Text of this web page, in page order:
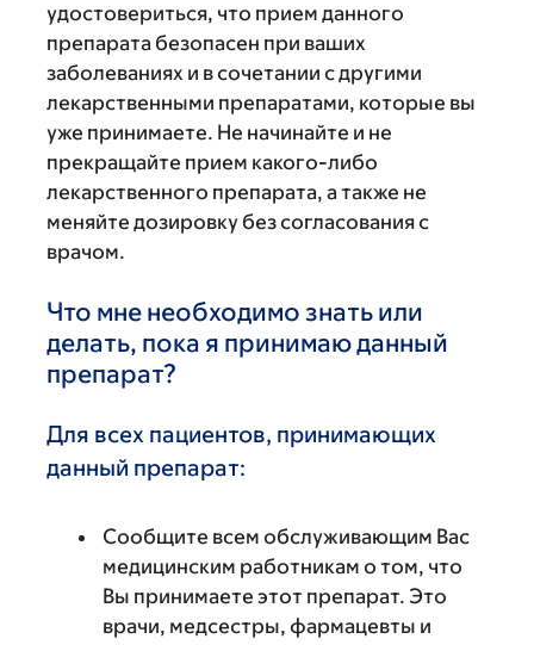
удостовериться, что прием данного
препарата безопасен при ваших
заболеваниях и в сочетании с другими
лекарственными препаратами, которые вы
уже принимаете. Не начинайте и не
прекращайте прием какого-либо
лекарственного препарата, а также не
меняйте дозировку без согласования с
врачом.
Что мне необходимо знать или
делать, пока я принимаю данный
препарат?
Для всех пациентов, принимающих
данный препарат:
Сообщите всем обслуживающим Вас
медицинским работникам о том, что
Вы принимаете этот препарат. Это
врачи, медсестры, фармацевты и